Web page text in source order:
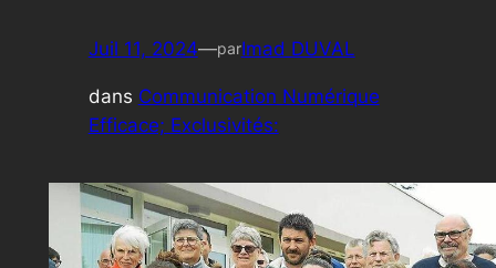
Juil 11, 2024—parImad DUVAL
dans Communication Numérique
Efficace; Exclusivités: